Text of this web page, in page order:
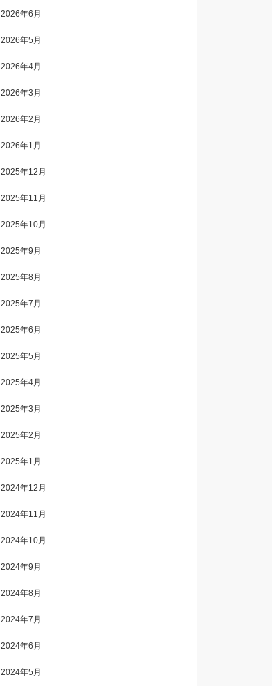
2026年6月
2026年5月
2026年4月
2026年3月
2026年2月
2026年1月
2025年12月
2025年11月
2025年10月
2025年9月
2025年8月
2025年7月
2025年6月
2025年5月
2025年4月
2025年3月
2025年2月
2025年1月
2024年12月
2024年11月
2024年10月
2024年9月
2024年8月
2024年7月
2024年6月
2024年5月